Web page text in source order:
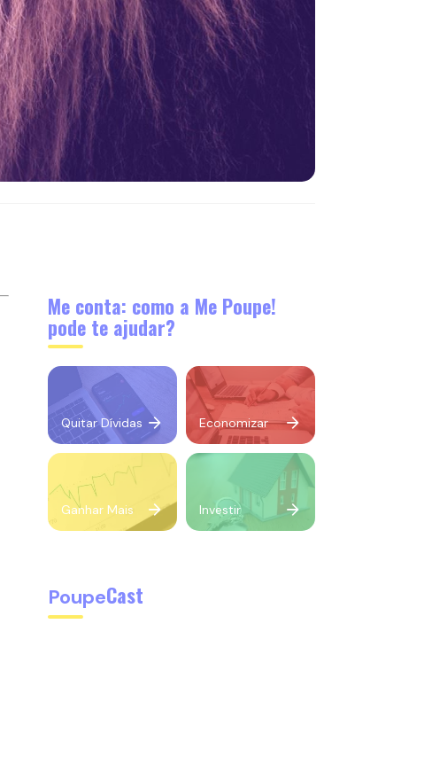
Me conta: como a Me Poupe!
pode te ajudar?
Quitar Dívidas Economizar
Ganhar Mais Investir
PoupeCast